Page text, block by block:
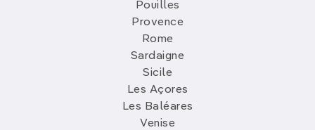
Pouilles
Provence
Rome
Sardaigne
Sicile
Les Açores
Les Baléares
Venise